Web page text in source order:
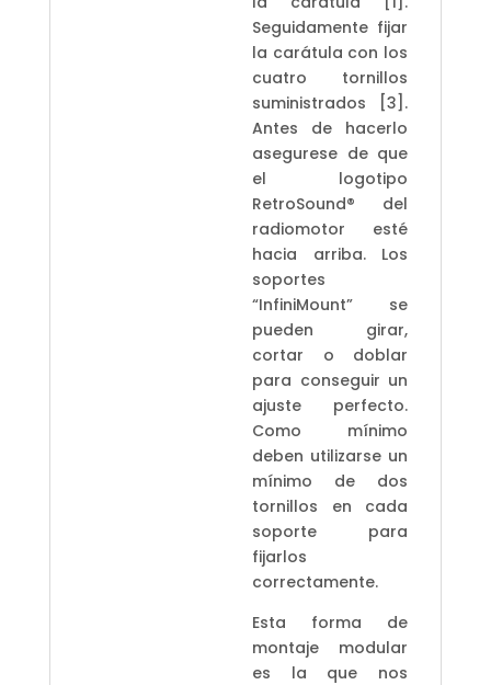
Seguidamente fijar
la carátula con los
cuatro tornillos
suministrados [3].
Antes de hacerlo
asegurese de que
el logotipo
RetroSound® del
radiomotor esté
hacia arriba. Los
soportes
“InfiniMount” se
pueden girar,
cortar o doblar
para conseguir un
ajuste perfecto.
Como mínimo
deben utilizarse un
mínimo de dos
tornillos en cada
soporte para
fijarlos
correctamente.
Esta forma de
montaje modular
es la que nos